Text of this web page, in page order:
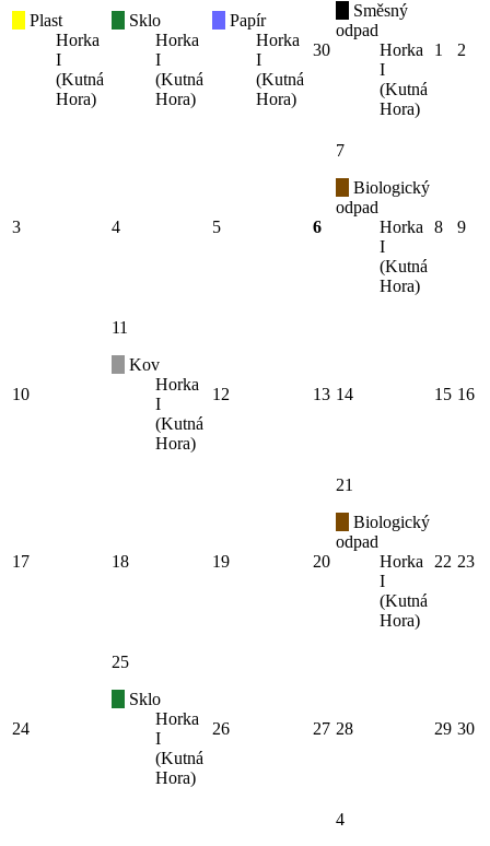
Plast
Horka
I
(Kutná
Hora)
Sklo
Horka
I
(Kutná
Hora)
Papír
Horka
I
(Kutná
Hora)
30
Směsný
odpad
Horka
I
(Kutná
Hora)
1 2
3 4 5 6
7
Biologický
odpad
Horka
I
(Kutná
Hora)
8 9
10
11
Kov
Horka
I
(Kutná
Hora)
12 13 14 15 16
17 18 19 20
21
Biologický
odpad
Horka
I
(Kutná
Hora)
22 23
24
25
Sklo
Horka
I
(Kutná
Hora)
26 27 28 29 30
4